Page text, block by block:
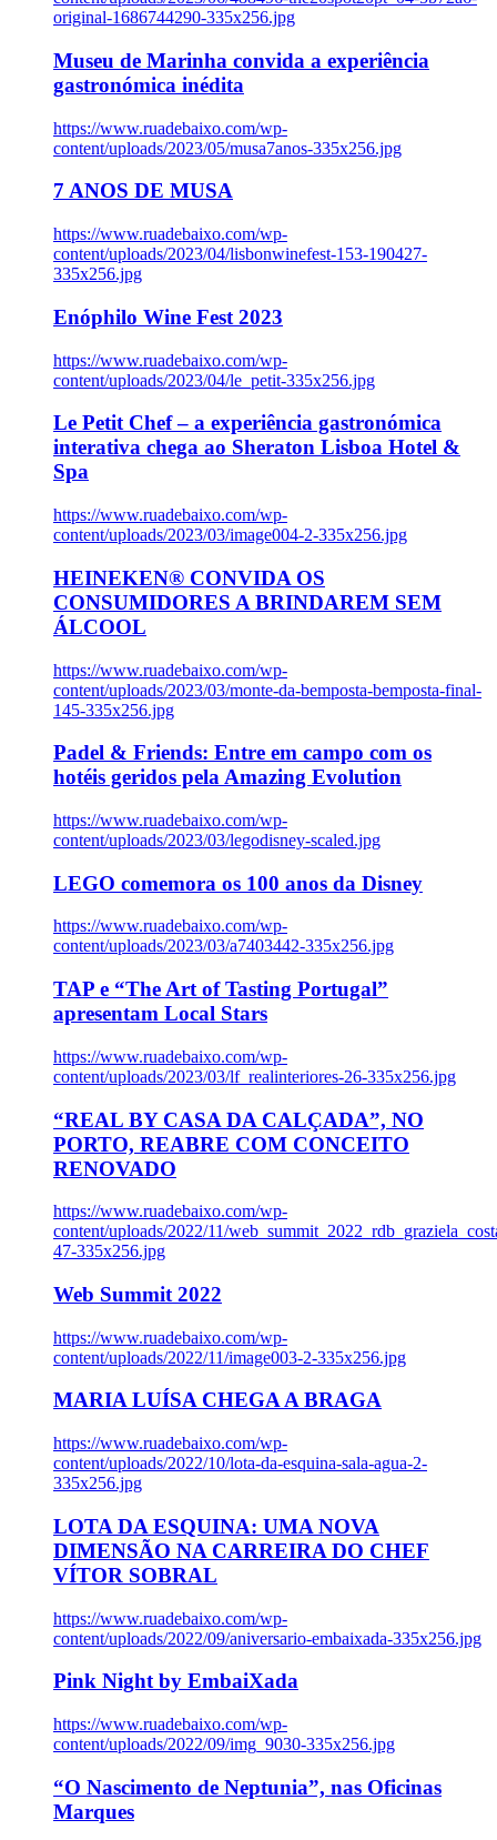
original-1686744290-335x256.jpg
Museu de Marinha convida a experiência
gastronómica inédita
https://www.ruadebaixo.com/wp-
content/uploads/2023/05/musa7anos-335x256.jpg
7 ANOS DE MUSA
https://www.ruadebaixo.com/wp-
content/uploads/2023/04/lisbonwinefest-153-190427-
335x256.jpg
Enóphilo Wine Fest 2023
https://www.ruadebaixo.com/wp-
content/uploads/2023/04/le_petit-335x256.jpg
Le Petit Chef – a experiência gastronómica
interativa chega ao Sheraton Lisboa Hotel &
Spa
https://www.ruadebaixo.com/wp-
content/uploads/2023/03/image004-2-335x256.jpg
HEINEKEN® CONVIDA OS
CONSUMIDORES A BRINDAREM SEM
ÁLCOOL
https://www.ruadebaixo.com/wp-
content/uploads/2023/03/monte-da-bemposta-bemposta-final-
145-335x256.jpg
Padel & Friends: Entre em campo com os
hotéis geridos pela Amazing Evolution
https://www.ruadebaixo.com/wp-
content/uploads/2023/03/legodisney-scaled.jpg
LEGO comemora os 100 anos da Disney
https://www.ruadebaixo.com/wp-
content/uploads/2023/03/a7403442-335x256.jpg
TAP e “The Art of Tasting Portugal”
apresentam Local Stars
https://www.ruadebaixo.com/wp-
content/uploads/2023/03/lf_realinteriores-26-335x256.jpg
“REAL BY CASA DA CALÇADA”, NO
PORTO, REABRE COM CONCEITO
RENOVADO
https://www.ruadebaixo.com/wp-
content/uploads/2022/11/
47-335x256.jpg
Web Summit 2022
https://www.ruadebaixo.com/wp-
content/uploads/2022/11/image003-2-335x256.jpg
MARIA LUÍSA CHEGA A BRAGA
https://www.ruadebaixo.com/wp-
content/uploads/2022/10/lota-da-esquina-sala-agua-2-
335x256.jpg
LOTA DA ESQUINA: UMA NOVA
DIMENSÃO NA CARREIRA DO CHEF
VÍTOR SOBRAL
https://www.ruadebaixo.com/wp-
content/uploads/2022/09/aniversario-embaixada-335x256.jpg
Pink Night by EmbaiXada
https://www.ruadebaixo.com/wp-
content/uploads/2022/09/img_9030-335x256.jpg
“O Nascimento de Neptunia”, nas Oficinas
Marques